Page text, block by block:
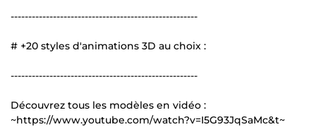
-----------------------------------------------------
# +20 styles d'animations 3D au choix :
-----------------------------------------------------
Découvrez tous les modèles en vidéo :
~https://www.youtube.com/watch?v=I5G93JqSaMc&t~